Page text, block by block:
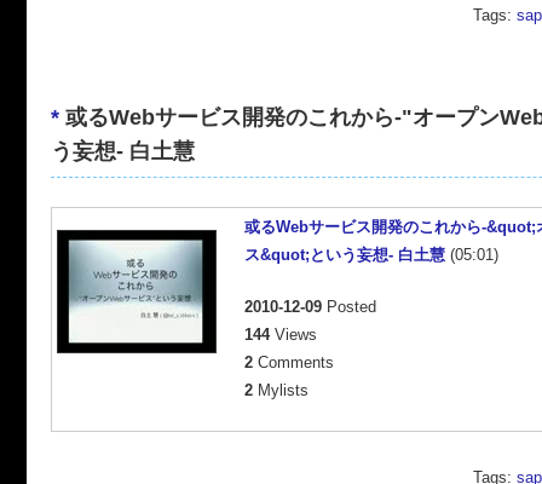
Tags:
* 或るWebサービス開発のこれから-"オープン
う妄想- 白土慧
或るWebサービス開発のこれから-&quot;
ス&quot;という妄想- 白土慧 (05:01)
2010-12-09 Posted
144Views
2 Comments
2 Mylists
Tags: